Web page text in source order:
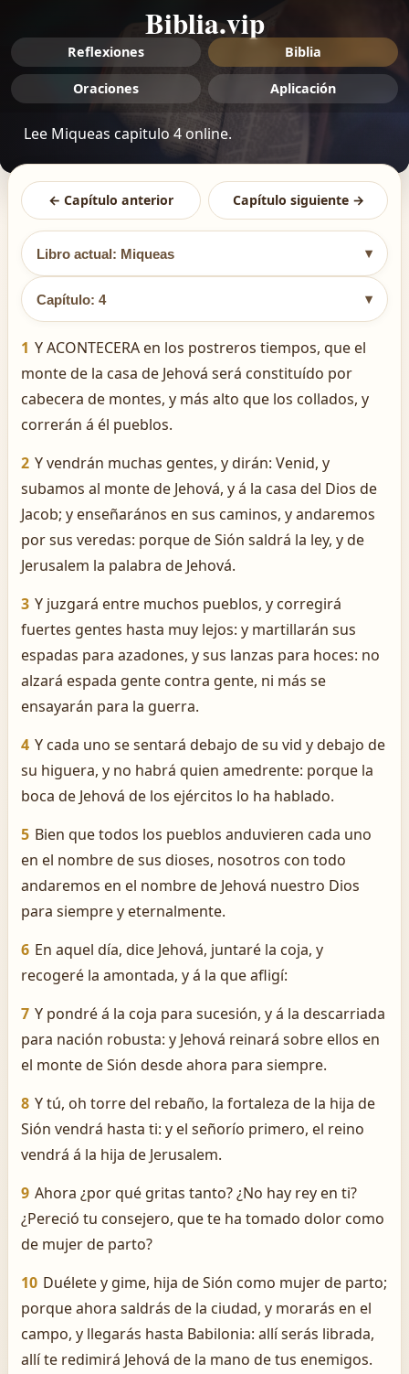
Biblia.vip
Reflexiones Biblia
Oraciones Aplicación
Lee Miqueas capitulo 4 online.
← Capítulo anterior Capítulo siguiente →
Libro actual: Miqueas ▾
Capítulo: 4 ▾
1 Y ACONTECERA en los postreros tiempos, que el
monte de la casa de Jehová será constituído por
cabecera de montes, y más alto que los collados, y
correrán á él pueblos.
2 Y vendrán muchas gentes, y dirán: Venid, y
subamos al monte de Jehová, y á la casa del Dios de
Jacob; y enseñarános en sus caminos, y andaremos
por sus veredas: porque de Sión saldrá la ley, y de
Jerusalem la palabra de Jehová.
3 Y juzgará entre muchos pueblos, y corregirá
fuertes gentes hasta muy lejos: y martillarán sus
espadas para azadones, y sus lanzas para hoces: no
alzará espada gente contra gente, ni más se
ensayarán para la guerra.
4 Y cada uno se sentará debajo de su vid y debajo de
su higuera, y no habrá quien amedrente: porque la
boca de Jehová de los ejércitos lo ha hablado.
5 Bien que todos los pueblos anduvieren cada uno
en el nombre de sus dioses, nosotros con todo
andaremos en el nombre de Jehová nuestro Dios
para siempre y eternalmente.
6 En aquel día, dice Jehová, juntaré la coja, y
recogeré la amontada, y á la que afligí:
7 Y pondré á la coja para sucesión, y á la descarriada
para nación robusta: y Jehová reinará sobre ellos en
el monte de Sión desde ahora para siempre.
8 Y tú, oh torre del rebaño, la fortaleza de la hija de
Sión vendrá hasta ti: y el señorío primero, el reino
vendrá á la hija de Jerusalem.
9 Ahora ¿por qué gritas tanto? ¿No hay rey en ti?
¿Pereció tu consejero, que te ha tomado dolor como
de mujer de parto?
10 Duélete y gime, hija de Sión como mujer de parto;
porque ahora saldrás de la ciudad, y morarás en el
campo, y llegarás hasta Babilonia: allí serás librada,
allí te redimirá Jehová de la mano de tus enemigos.